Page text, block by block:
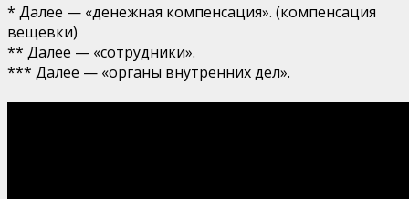
* Далее — «денежная компенсация». (компенсация
вещевки)
** Далее — «сотрудники».
*** Далее — «органы внутренних дел».